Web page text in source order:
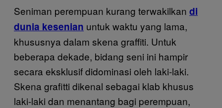
Seniman perempuan kurang terwakilkan di
dunia kesenian untuk waktu yang lama,
khususnya dalam skena graffiti. Untuk
beberapa dekade, bidang seni ini hampir
secara eksklusif didominasi oleh laki-laki.
Skena grafitti dikenal sebagai klab khusus
laki-laki dan menantang bagi perempuan,